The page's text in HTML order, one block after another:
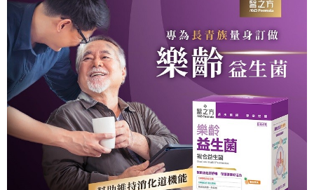
台灣樂天信用卡公司
大哥付你分期
相關說明
【大哥付你分期使用說明】
1.本服務由台灣大哥大提供，台灣大哥大用戶可立即使用無須另外申請。
2.付款方式選擇「大哥付你分期」，訂單成立後會自動跳轉到大哥付的交易
流程，驗證手機門號後，選擇欲分期的期數、繳款截止日，確認付款後即完
3.實際核准額度、可分期數及費用金額請依後續交易確認頁面所載為準。
4.訂單成立30分鐘內，如未前往確認交易或遇審核未通過，訂單將自動取
消。如遇「轉專審核」未通過狀況，表示未達大哥付你分期系統評分，恕無
法說明評估內容。
【繳款方式說明】
1.分期款項不併入電信帳單，「大哥付你分期」於每月結算日後寄送繳費提
AFTEE先享後付
相關說明
【關於「AFTEE先享後付」】
AFTEE先享後付是「在收到商品之後才付款」的支付方式。 讓您購物簡單
便利好安心！
１．簡單：不需註冊會員、不需綁卡、不需儲值。
２．便利：只要手機號碼，簡訊認證，即可結帳。
３．安心：先確認商品／服務後，再付款。
【「AFTEE先享後付」結帳流程】
Hami Point
相關說明
「Hami Point」為中華電信所提供之點數服務，可於會員專區綁定中華電信
會員帳號後，即可在購物車使用 Hami Point 折抵消費金額 (1點等於1元)。
ATM付款